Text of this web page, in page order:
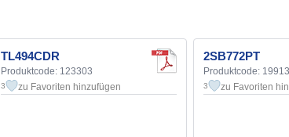
TL494CDR
Produktcode: 123303
3 zu Favoriten hinzufügen
2SB772PT
Produktcode:
3 zu Favoriten